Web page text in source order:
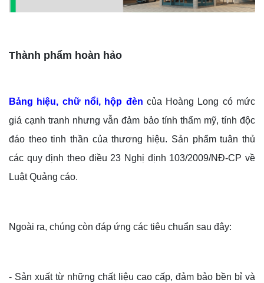
Thành phẩm hoàn hảo
Bảng hiệu, chữ nổi, hộp đèn của Hoàng Long có mức
giá cạnh tranh nhưng vẫn đảm bảo tính thẩm mỹ, tính độc
đáo theo tinh thần của thương hiệu. Sản phẩm tuân thủ
các quy định theo điều 23 Nghị định 103/2009/NĐ-CP về
Luật Quảng cáo.
Ngoài ra, chúng còn đáp ứng các tiêu chuẩn sau đây:
- Sản xuất từ những chất liệu cao cấp, đảm bảo bền bỉ và